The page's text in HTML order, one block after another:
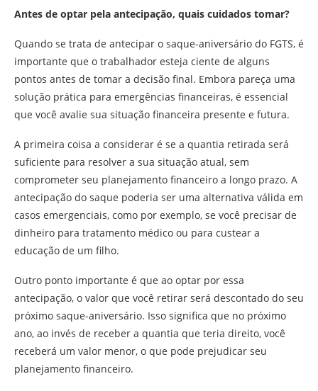
Antes de optar pela antecipação, quais cuidados tomar?
Quando se trata de antecipar o saque-aniversário do FGTS, é
importante que o trabalhador esteja ciente de alguns
pontos antes de tomar a decisão final. Embora pareça uma
solução prática para emergências financeiras, é essencial
que você avalie sua situação financeira presente e futura.
A primeira coisa a considerar é se a quantia retirada será
suficiente para resolver a sua situação atual, sem
comprometer seu planejamento financeiro a longo prazo. A
antecipação do saque poderia ser uma alternativa válida em
casos emergenciais, como por exemplo, se você precisar de
dinheiro para tratamento médico ou para custear a
educação de um filho.
Outro ponto importante é que ao optar por essa
antecipação, o valor que você retirar será descontado do seu
próximo saque-aniversário. Isso significa que no próximo
ano, ao invés de receber a quantia que teria direito, você
receberá um valor menor, o que pode prejudicar seu
planejamento financeiro.